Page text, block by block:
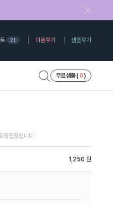
21 이용후기 샘플후기
무료 샘플 ( 0)
청첩장입니다
1,250 원